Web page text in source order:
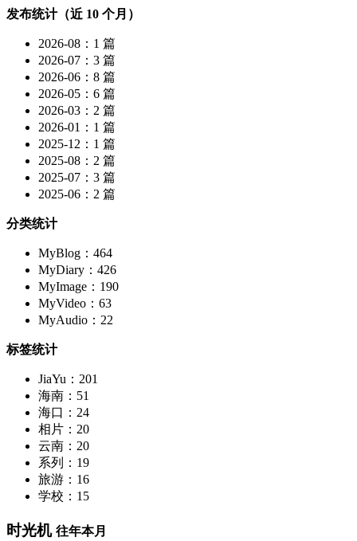
发布统计（近 10 个月）
2026-08：1 篇
2026-07：3 篇
2026-06：8 篇
2026-05：6 篇
2026-03：2 篇
2026-01：1 篇
2025-12：1 篇
2025-08：2 篇
2025-07：3 篇
2025-06：2 篇
分类统计
MyBlog：464
MyDiary：426
MyImage：190
MyVideo：63
MyAudio：22
标签统计
JiaYu：201
海南：51
海口：24
相片：20
云南：20
系列：19
旅游：16
学校：15
时光机 往年本月